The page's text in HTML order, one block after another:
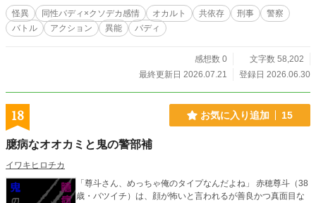
怪異 同性バディ×クソデカ感情 オカルト 共依存 刑事
警察
バトル
アクション 異能 バディ
感想数 0
文字数 58,202
最終更新日 2026.07.21
登録日 2026.06.30
18 お気に入り追加 15
臆病なオオカミと鬼の警部補
イワキヒロチカ
「尊斗さん、めっちゃ俺のタイプなんだよね」 赤穂尊斗（38
歳・バツイチ）は、顔が怖いと言われるが善良かつ真面目な